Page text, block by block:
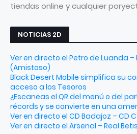
tiendas online y cualquier
NOTICIAS 2D
Ver en directo el Petro de Luanda –
(Amistoso)
Black Desert Mobile simplifica su
acceso a los Tesoros
¿Escaneas el QR del menú o del
récords y se convierte en una
Ver en directo el CD Badajoz – CD
Ver en directo el Arsenal – Real